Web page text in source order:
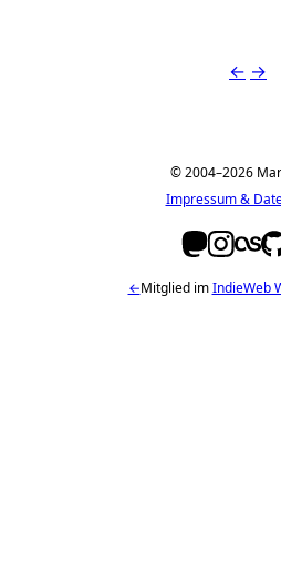
← →
© 2004–2026
Impressum &
←Mitglied imIndieWeb